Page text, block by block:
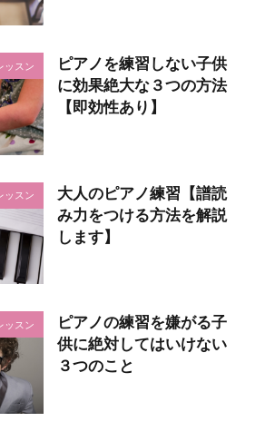
ッスン
ピアノを練習しない子供
に効果絶大な３つの方法
【即効性あり】
ッスン
大人のピアノ練習【譜読
み力をつける方法を解説
します】
ッスン
ピアノの練習を嫌がる子
供に絶対してはいけない
３つのこと